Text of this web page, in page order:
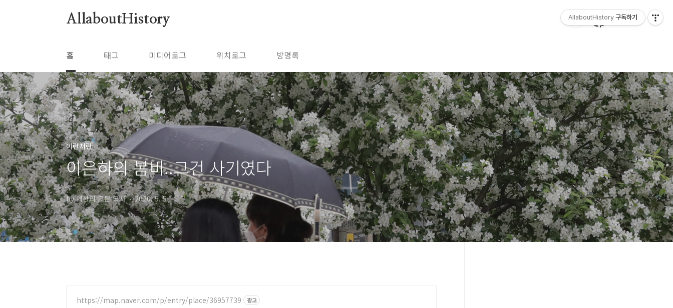
AllaboutHistory
홈 태그 미디어로그 위치로그 방명록
이런저런
이은하의 봄비..그건 사기였다
by 세상의 모든 역사 2020. 5. 5.
https://map.naver.com/p/entry/place/36957739 광고
AllaboutHistory 구독하기